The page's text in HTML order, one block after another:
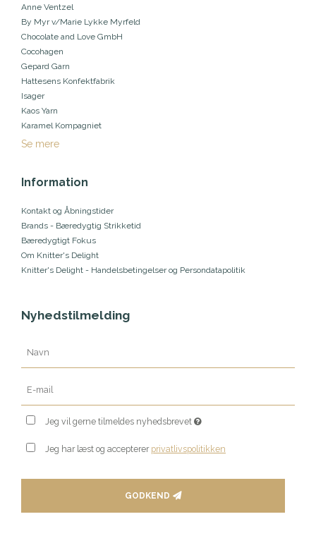
Anne Ventzel
By Myr v/Marie Lykke Myrfeld
Chocolate and Love GmbH
Cocohagen
Gepard Garn
Hattesens Konfektfabrik
Isager
Kaos Yarn
Karamel Kompagniet
Se mere
Information
Kontakt og Åbningstider
Brands - Bæredygtig Strikketid
Bæredygtigt Fokus
Om Knitter's Delight
Knitter's Delight - Handelsbetingelser og Persondatapolitik
Nyhedstilmelding
Jeg vil gerne tilmeldes nyhedsbrevet
Jeg har læst og accepterer privatlivspolitikken
GODKEND